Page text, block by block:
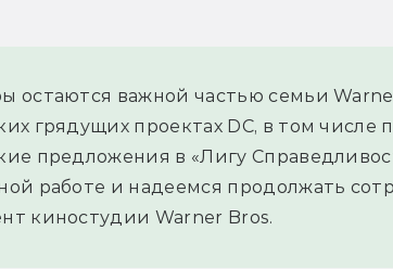
остаются важной частью семьи
грядущих проектах DC, в том числе
предложения в «Лигу
работе и надеемся продолжать
киностудии Warner Bros.